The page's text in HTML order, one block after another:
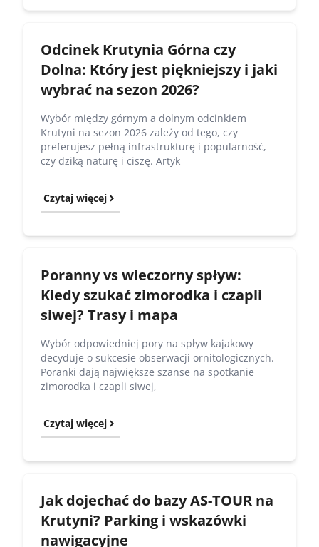
Odcinek Krutynia Górna czy
Dolna: Który jest piękniejszy i jaki
wybrać na sezon 2026?
Wybór między górnym a dolnym odcinkiem
Krutyni na sezon 2026 zależy od tego, czy
preferujesz pełną infrastrukturę i popularność,
czy dziką naturę i ciszę. Artyk
Czytaj więcej
Poranny vs wieczorny spływ:
Kiedy szukać zimorodka i czapli
siwej? Trasy i mapa
Wybór odpowiedniej pory na spływ kajakowy
decyduje o sukcesie obserwacji ornitologicznych.
Poranki dają największe szanse na spotkanie
zimorodka i czapli siwej,
Czytaj więcej
Jak dojechać do bazy AS-TOUR na
Krutyni? Parking i wskazówki
nawigacyjne